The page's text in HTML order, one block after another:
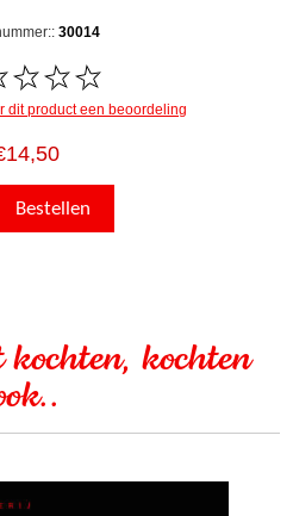
30014
dit product een beoordeling